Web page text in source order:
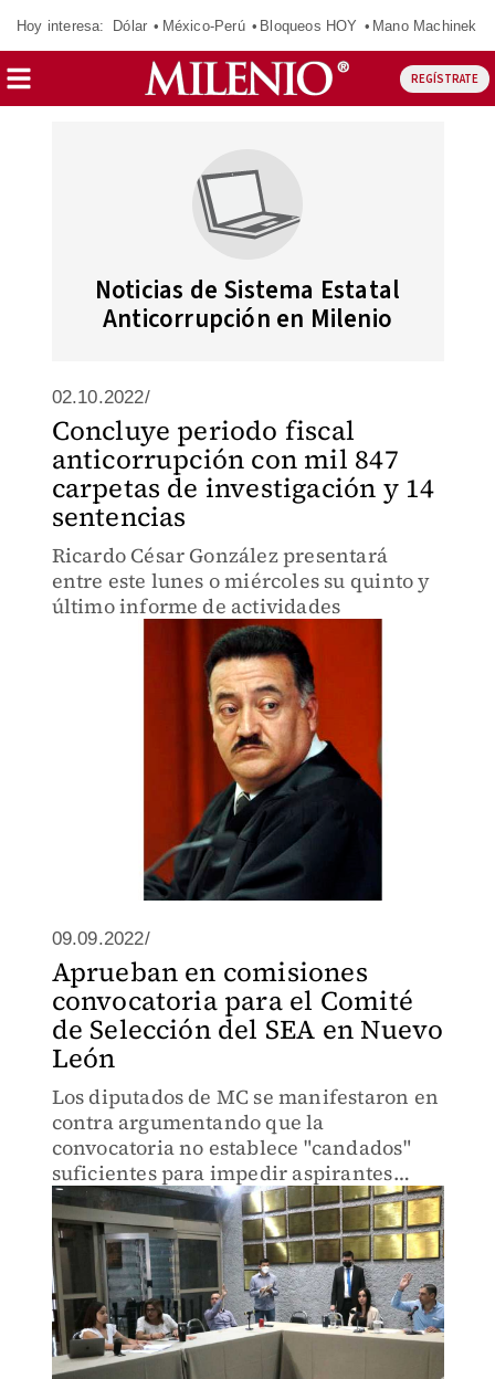
Hoy interesa: Dólar México-Perú Bloqueos HOY Mano Machinek
REGÍSTRATE
Noticias de Sistema Estatal
Anticorrupción en Milenio
02.10.2022/
Concluye periodo fiscal
anticorrupción con mil 847
carpetas de investigación y 14
sentencias
Ricardo César González presentará
entre este lunes o miércoles su quinto y
último informe de actividades
09.09.2022/
Aprueban en comisiones
convocatoria para el Comité
de Selección del SEA en Nuevo
León
Los diputados de MC se manifestaron en
contra argumentando que la
convocatoria no establece "candados"
suficientes para impedir aspirantes
afiliados a un partido político.